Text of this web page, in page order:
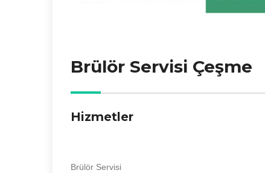
Brülör Servisi Çeşme
Hizmetler
Brülör Servisi